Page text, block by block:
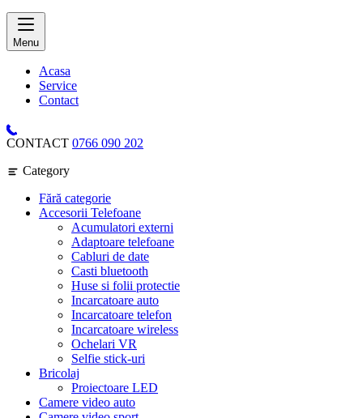
Menu
Acasa
Service
Contact
CONTACT 0766 090 202
Category
Fără categorie
Accesorii Telefoane
Acumulatori externi
Adaptoare telefoane
Cabluri de date
Casti bluetooth
Huse si folii protectie
Incarcatoare auto
Incarcatoare telefon
Incarcatoare wireless
Ochelari VR
Selfie stick-uri
Bricolaj
Proiectoare LED
Camere video auto